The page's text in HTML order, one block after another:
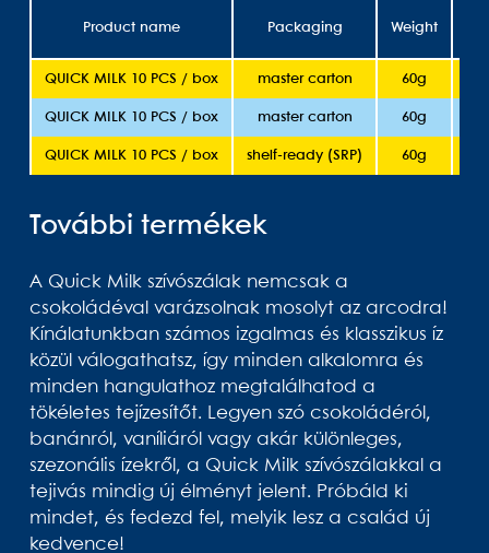
Product name Packaging Weight
QUICK MILK 10 PCS / box master carton 60g
QUICK MILK 10 PCS / box master carton 60g
QUICK MILK 10 PCS / box shelf-ready (SRP) 60g
További termékek
A Quick Milk szívószálak nemcsak a
csokoládéval varázsolnak mosolyt az arcodra!
Kínálatunkban számos izgalmas és klasszikus íz
közül válogathatsz, így minden alkalomra és
minden hangulathoz megtalálhatod a
tökéletes tejízesítőt. Legyen szó csokoládéról,
banánról, vaníliáról vagy akár különleges,
szezonális ízekről, a Quick Milk szívószálakkal a
tejivás mindig új élményt jelent. Próbáld ki
mindet, és fedezd fel, melyik lesz a család új
kedvence!